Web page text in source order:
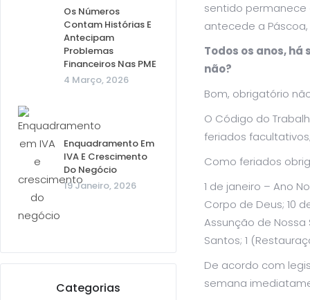
Os Números
Contam Histórias E
Antecipam
Problemas
Financeiros Nas PME
4 Março, 2026
Enquadramento Em
IVA E Crescimento
Do Negócio
19 Janeiro, 2026
Categorias
sentido permanece
antecede a
Todos os anos,
não?
Bom, obrigatório
O Código do
feriados
Como feriados
1 de janeiro – Ano
Corpo de Deus; 10
Assunção de
Santos; 1
De acordo com
semana